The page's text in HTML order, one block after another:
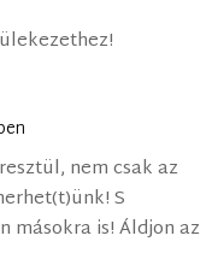
nem csak az
S
másokra is! Áldjon az